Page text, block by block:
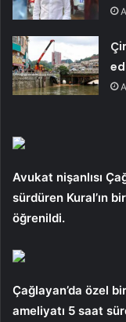
Avukat nişanlısı
sürdüren Kural’ın
öğrenildi.
Çağlayan’da özel
ameliyatı 5 saat